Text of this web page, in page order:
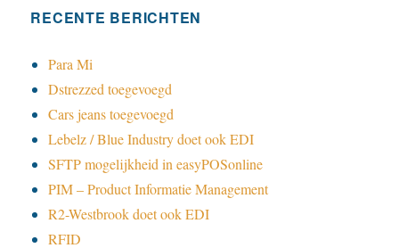
RECENTE BERICHTEN
Para Mi
Dstrezzed toegevoegd
Cars jeans toegevoegd
Lebelz / Blue Industry doet ook EDI
SFTP mogelijkheid in easyPOSonline
PIM – Product Informatie Management
R2-Westbrook doet ook EDI
RFID